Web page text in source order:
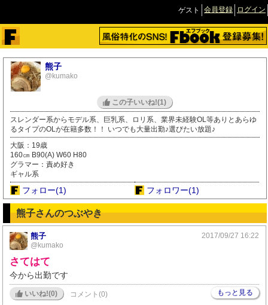
ログイン
会員登録
ゲスト
熊子
@kumako
この子いいね!(1)
スレンダー系からモデル系、巨乳系、ロリ系、業界未経験OL等ありとあらゆ
るタイプのOLが在籍多数！！ いつでも大量出勤♪選びたい放題♪
大阪：19歳
160㎝ B90(A) W60 H80
グラマー：責め好き
ギャル系
フォロー(1) フォロワー(1)
熊子さんのつぶやき
2017/09/27 16:22
熊子
@kumako
さてはて
今から出勤です
いいね!(0) コメント(0) もっと見る